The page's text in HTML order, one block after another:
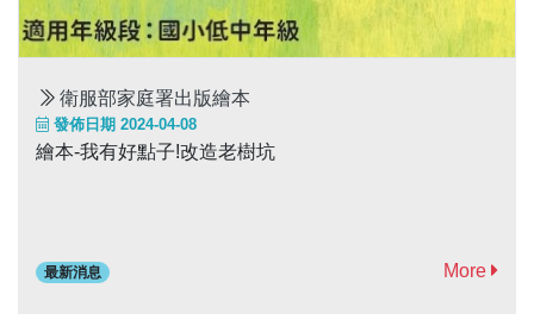
衛服部家庭署出版繪本
發佈日期 2024-04-08
繪本-我有好點子!改造老樹坑
最新消息 More